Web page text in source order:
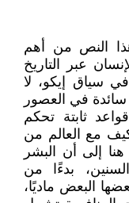
هذا النص من أهم
عبر التاريخ
سياق إيكو، لا
سائدة في العصور
ثابتة تحكم
مع العالم من
إلى أن البشر
بدءًا من
البعض ماديًا،